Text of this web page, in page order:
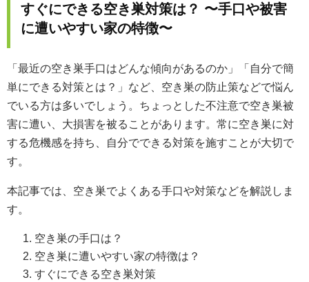
すぐにできる空き巣対策は？ 〜手口や被害
に遭いやすい家の特徴〜
「最近の空き巣手口はどんな傾向があるのか」「自分で簡
単にできる対策とは？」など、空き巣の防止策などで悩ん
でいる方は多いでしょう。ちょっとした不注意で空き巣被
害に遭い、大損害を被ることがあります。常に空き巣に対
する危機感を持ち、自分でできる対策を施すことが大切で
す。
本記事では、空き巣でよくある手口や対策などを解説しま
す。
空き巣の手口は？
空き巣に遭いやすい家の特徴は？
すぐにできる空き巣対策